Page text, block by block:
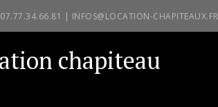
07.77.34.66.81 | INFOS@LOCATION-CHAPITEAUX.FR